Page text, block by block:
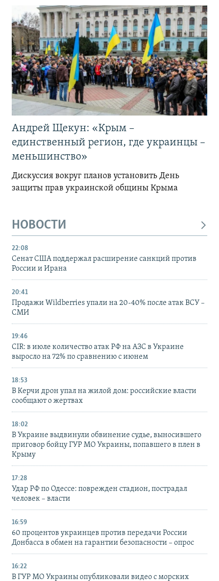
Андрей Щекун: «Крым –
единственный регион, где украинцы –
меньшинство»
Дискуссия вокруг планов установить День
защиты прав украинской общины Крыма
НОВОСТИ
22:08
Сенат США поддержал расширение санкций против
России и Ирана
20:41
Продажи Wildberries упали на 20-40% после атак ВСУ –
СМИ
19:46
CIR: в июле количество атак РФ на АЗС в Украине
выросло на 72% по сравнению с июнем
18:53
В Керчи дрон упал на жилой дом: российские власти
сообщают о жертвах
18:02
В Украине выдвинули обвинение судье, выносившего
приговор бойцу ГУР МО Украины, попавшего в плен в
Крыму
17:28
Удар РФ по Одессе: поврежден стадион, пострадал
человек – власти
16:59
60 процентов украинцев против передачи России
Донбасса в обмен на гарантии безопасности – опрос
16:22
В ГУР МО Украины опубликовали видео с морских